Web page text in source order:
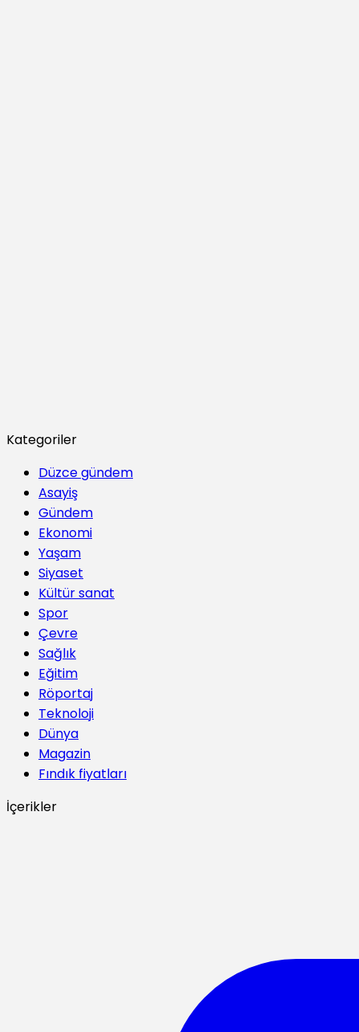
Kategoriler
Düzce gündem
Asayiş
Gündem
Ekonomi
Yaşam
Siyaset
Kültür sanat
Spor
Çevre
Sağlık
Eğitim
Röportaj
Teknoloji
Dünya
Magazin
Fındık fiyatları
İçerikler